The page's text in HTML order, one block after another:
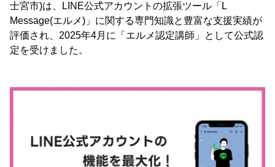
士宮市)は、LINE公式アカウントの拡張ツール「L
Message(エルメ)」に関する専門知識と豊富な支援実績が
評価され、2025年4月に「エルメ認定講師」として公式認
定を受けました。